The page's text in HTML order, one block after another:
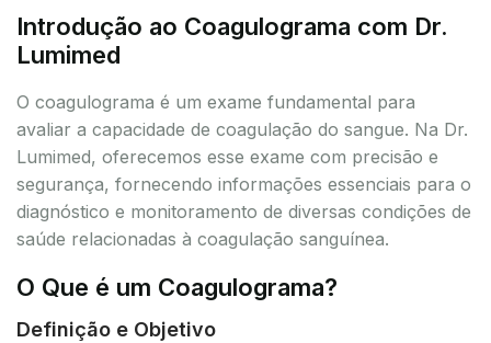
Introdução ao Coagulograma com Dr.
Lumimed
O coagulograma é um exame fundamental para
avaliar a capacidade de coagulação do sangue. Na Dr.
Lumimed, oferecemos esse exame com precisão e
segurança, fornecendo informações essenciais para o
diagnóstico e monitoramento de diversas condições de
saúde relacionadas à coagulação sanguínea.
O Que é um Coagulograma?
Definição e Objetivo